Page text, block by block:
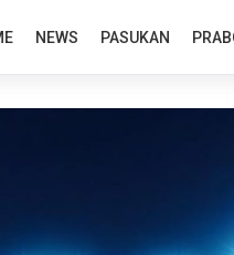
NEWS PASUKAN